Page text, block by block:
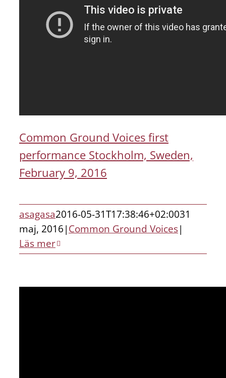
Common Ground Voices first
performance Stockholm, Sweden,
February 9, 2016
asagasa2016-05-31T17:38:46+02:0031
maj, 2016|Common Ground Voices|
Läs mer